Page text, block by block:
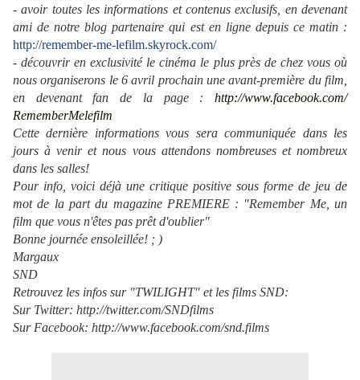
- avoir toutes les informations et contenus exclusifs, en devenant
ami de notre blog partenaire qui est en ligne depuis ce matin :
http://remember-me-lefilm.skyrock.com/
- découvrir en exclusivité le cinéma le plus près de chez vous où
nous organiserons le 6 avril prochain une avant-première du film,
en devenant fan de la page : http://www.facebook.com/
RememberMelefilm
Cette dernière informations vous sera communiquée dans les
jours à venir et nous vous attendons nombreuses et nombreux
dans les salles!
Pour info, voici déjà une critique positive sous forme de jeu de
mot de la part du magazine PREMIERE : "Remember Me, un
film que vous n'êtes pas prêt d'oublier"
Bonne journée ensoleillée! ; )
Margaux
SND
Retrouvez les infos sur "TWILIGHT" et les films SND:
Sur Twitter: http://twitter.com/SNDfilms
Sur Facebook: http://www.facebook.com/snd.films